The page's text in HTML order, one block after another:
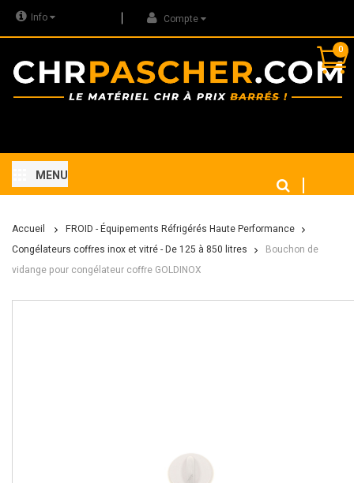
Info Compte
0
MENU
Accueil
FROID - Équipements Réfrigérés Haute Performance
Congélateurs coffres inox et vitré - De 125 à 850 litres
Bouchon de
vidange pour congélateur coffre GOLDINOX